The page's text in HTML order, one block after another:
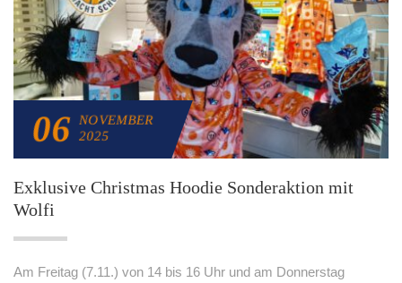
06 NOVEMBER
2025
Exklusive Christmas Hoodie Sonderaktion mit
Wolfi
Am Freitag (7.11.) von 14 bis 16 Uhr und am Donnerstag